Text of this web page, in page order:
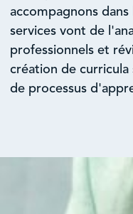
accompagnons
services vont de
professionnels et
création de curricula
de processus